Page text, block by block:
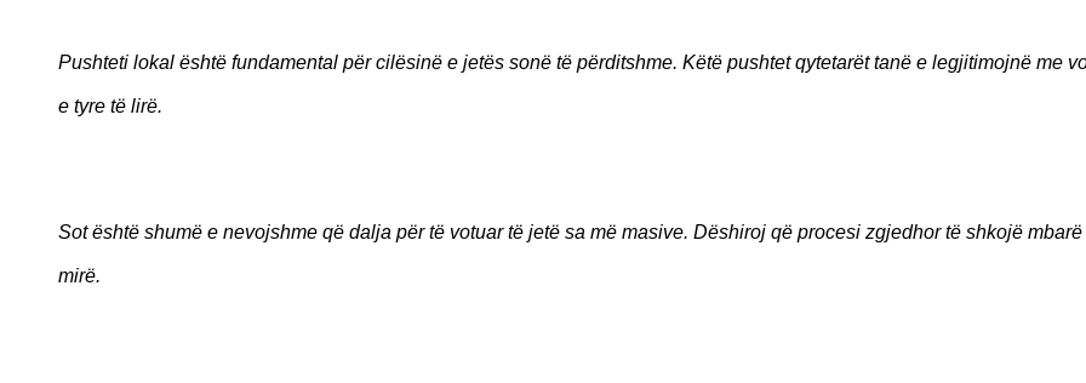
Pushteti lokal është fundamental për cilësinë e jetës sonë të përditshme. Këtë pushtet qytetarët tanë e legjitimojnë me
e tyre të lirë.
Sot është shumë e nevojshme që dalja për të votuar të jetë sa më masive. Dëshiroj që procesi zgjedhor të shkojë mbarë
mirë.